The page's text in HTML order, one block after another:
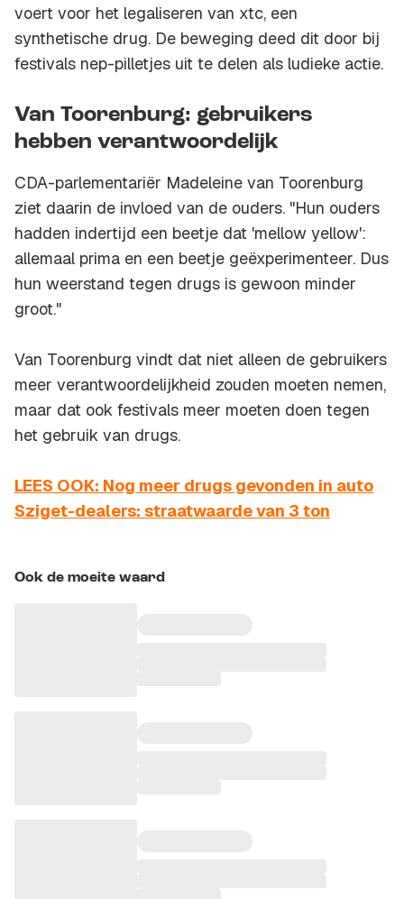
voert voor het legaliseren van xtc, een
synthetische drug. De beweging deed dit door bij
festivals nep-pilletjes uit te delen als ludieke actie.
Van Toorenburg: gebruikers
hebben verantwoordelijk
CDA-parlementariër Madeleine van Toorenburg
ziet daarin de invloed van de ouders. "Hun ouders
hadden indertijd een beetje dat 'mellow yellow':
allemaal prima en een beetje geëxperimenteer. Dus
hun weerstand tegen drugs is gewoon minder
groot."
Van Toorenburg vindt dat niet alleen de gebruikers
meer verantwoordelijkheid zouden moeten nemen,
maar dat ook festivals meer moeten doen tegen
het gebruik van drugs.
LEES OOK: Nog meer drugs gevonden in auto
Sziget-dealers: straatwaarde van 3 ton
Ook de moeite waard